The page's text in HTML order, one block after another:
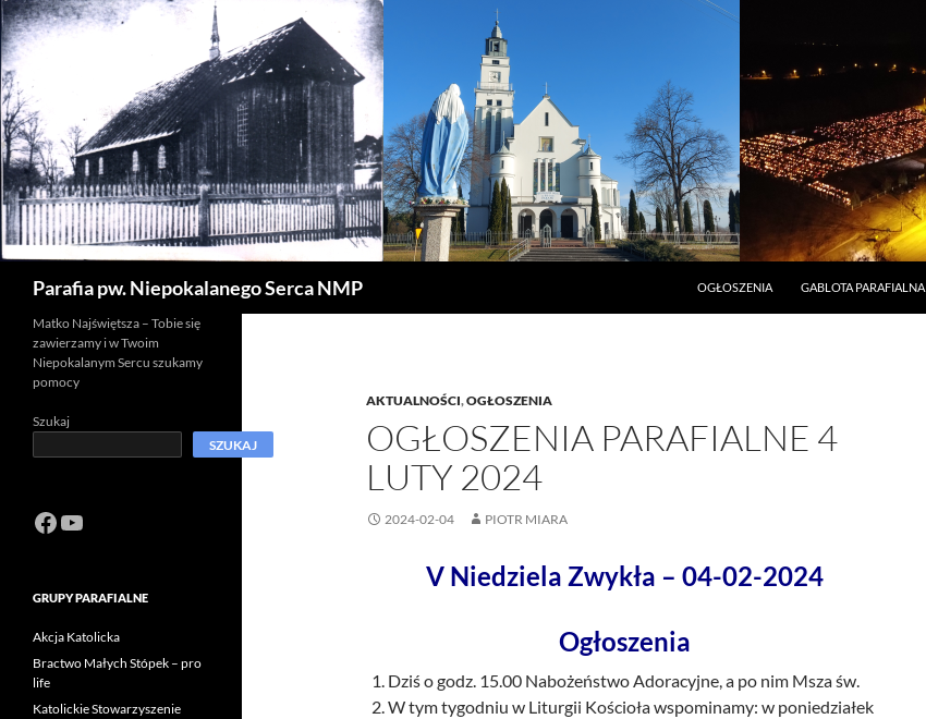
Parafia pw. Niepokalanego Serca NMP
OGŁOSZENIA
GABLOTA PARAFIALNA
AKTUALNOŚCI,OGŁOSZENIA
OGŁOSZENIA PARAFIALNE 4
LUTY 2024
2024-02-04 PIOTR MIARA
V Niedziela Zwykła – 04-02-2024
Ogłoszenia
Dziś o godz. 15.00 Nabożeństwo Adoracyjne, a po nim Msza św.
W tym tygodniu w Liturgii Kościoła wspominamy: w poniedziałek
Matko Najświętsza – Tobie się
zawierzamy i w Twoim
Niepokalanym Sercu szukamy
pomocy
Szukaj
SZUKAJ
Facebook
https://www.youtube.com/channel/UCeN8ciSo_a79igwmwNXx2qw
GRUPY PARAFIALNE
Akcja Katolicka
Bractwo Małych Stópek – pro
life
Katolickie Stowarzyszenie